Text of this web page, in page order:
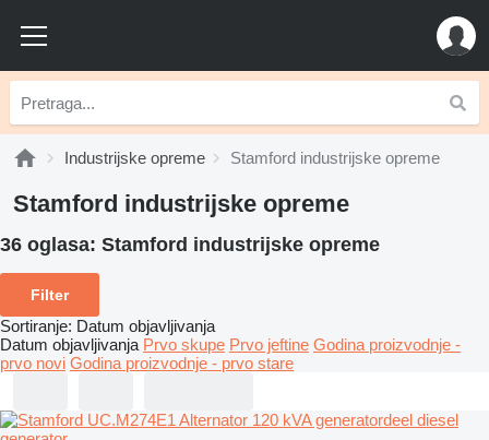
Industrijske opreme Stamford industrijske opreme
Stamford industrijske opreme
36 oglasa: Stamford industrijske opreme
Filter
Sortiranje: Datum objavljivanja
Datum objavljivanja Prvo skupe Prvo jeftine Godina proizvodnje -
prvo novi Godina proizvodnje - prvo stare